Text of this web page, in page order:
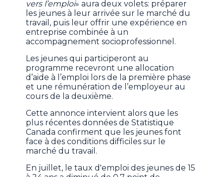
vers l’emploi» aura deux volets: préparer
les jeunes à leur arrivée sur le marché du
travail, puis leur offrir une expérience en
entreprise combinée à un
accompagnement socioprofessionnel.
Les jeunes qui participeront au
programme recevront une allocation
d’aide à l’emploi lors de la première phase
et une rémunération de l’employeur au
cours de la deuxième.
Cette annonce intervient alors que les
plus récentes données de Statistique
Canada confirment que les jeunes font
face à des conditions difficiles sur le
marché du travail.
En juillet, le taux d'emploi des jeunes de 15